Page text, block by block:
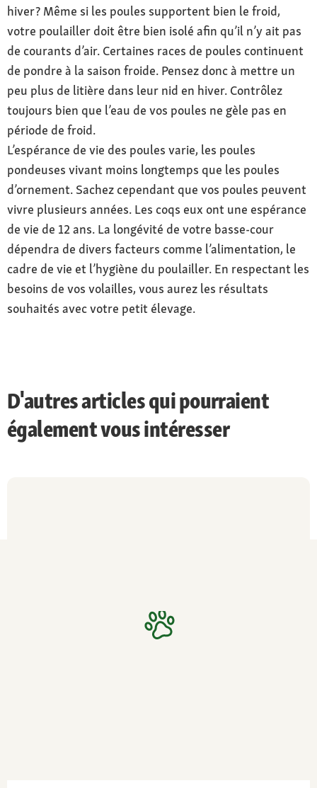
hiver ? Même si les poules supportent bien le froid,
votre poulailler doit être bien isolé afin qu’il n’y ait pas
de courants d’air. Certaines races de poules continuent
de pondre à la saison froide. Pensez donc à mettre un
peu plus de litière dans leur nid en hiver. Contrôlez
toujours bien que l’eau de vos poules ne gèle pas en
période de froid.
L’espérance de vie des poules varie, les poules
pondeuses vivant moins longtemps que les poules
d’ornement. Sachez cependant que vos poules peuvent
vivre plusieurs années. Les coqs eux ont une espérance
de vie de 12 ans. La longévité de votre basse-cour
dépendra de divers facteurs comme l’alimentation, le
cadre de vie et l’hygiène du poulailler. En respectant les
besoins de vos volailles, vous aurez les résultats
souhaités avec votre petit élevage.
D'autres articles qui pourraient
également vous intéresser